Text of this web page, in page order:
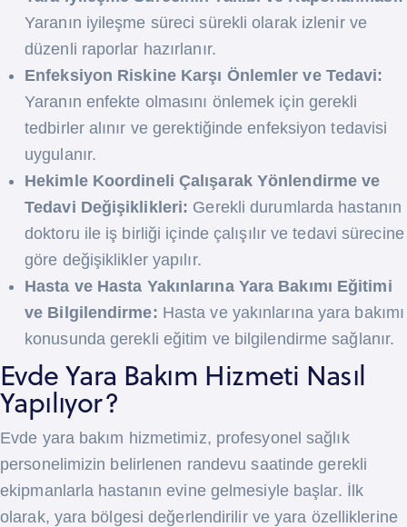
Yaranın iyileşme süreci sürekli olarak izlenir ve
düzenli raporlar hazırlanır.
Enfeksiyon Riskine Karşı Önlemler ve Tedavi:
Yaranın enfekte olmasını önlemek için gerekli
tedbirler alınır ve gerektiğinde enfeksiyon tedavisi
uygulanır.
Hekimle Koordineli Çalışarak Yönlendirme ve
Tedavi Değişiklikleri: Gerekli durumlarda hastanın
doktoru ile iş birliği içinde çalışılır ve tedavi sürecine
göre değişiklikler yapılır.
Hasta ve Hasta Yakınlarına Yara Bakımı Eğitimi
ve Bilgilendirme: Hasta ve yakınlarına yara bakımı
konusunda gerekli eğitim ve bilgilendirme sağlanır.
Evde Yara Bakım Hizmeti Nasıl
Yapılıyor?
Evde yara bakım hizmetimiz, profesyonel sağlık
personelimizin belirlenen randevu saatinde gerekli
ekipmanlarla hastanın evine gelmesiyle başlar. İlk
olarak, yara bölgesi değerlendirilir ve yara özelliklerine